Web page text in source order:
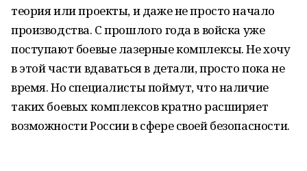
теория или проекты, и даже не просто начало
производства. С прошлого года в войска уже
поступают боевые лазерные комплексы. Не хочу
в этой части вдаваться в детали, просто пока не
время. Но специалисты поймут, что наличие
таких боевых комплексов кратно расширяет
возможности России в сфере своей безопасности.